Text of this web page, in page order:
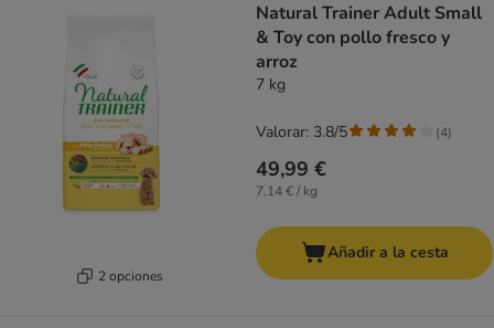
2 opciones
Natural Trainer Adult Small
& Toy con pollo fresco y
arroz
7 kg
49,99 €
7,14 € / kg
Valorar: 3.8/5 (4)
Añadir a la cesta